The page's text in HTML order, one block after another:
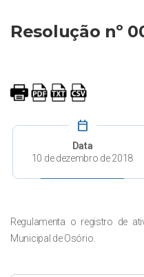
Resolução nº
calendar_today
Data
10 de dezembro de 2018
Regulamenta o registro de
Municipal de Osório.